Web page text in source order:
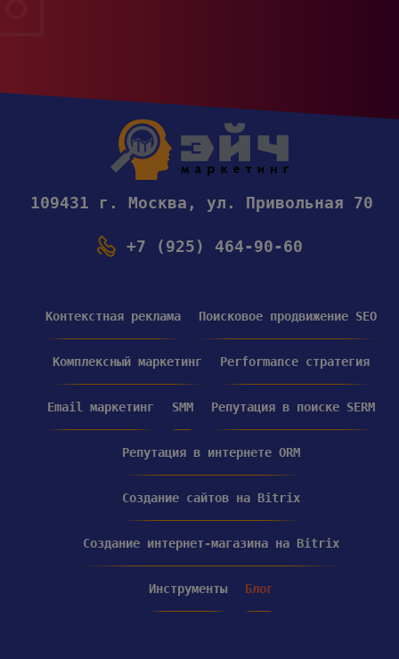
109431 г. Москва, ул. Привольная 70
+7 (925) 464-90-60
Контекстная реклама Поисковое продвижение SEO
Комплексный маркетинг Performance стратегия
Email маркетинг SMM Репутация в поиске SERM
Репутация в интернете ORM
Создание сайтов на Bitrix
Создание интернет-магазина на Bitrix
Инструменты Блог